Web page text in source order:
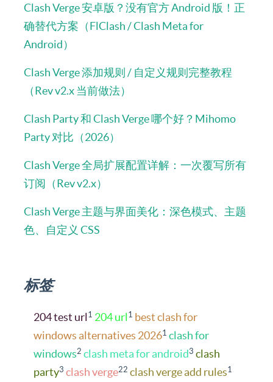
Clash Verge 安卓版？没有官方 Android 版！正
确替代方案（FlClash / Clash Meta for
Android）
Clash Verge 添加规则 / 自定义规则完整教程
（Rev v2.x 当前做法）
Clash Party 和 Clash Verge 哪个好？Mihomo
Party 对比（2026）
Clash Verge 全局扩展配置详解：一次覆写所有
订阅（Rev v2.x）
Clash Verge 主题与界面美化：深色模式、主题
色、自定义 CSS
标签
204 test url 1 204 url 1 best clash for
windows alternatives 20261 clash for
windows2 clash meta for android3 clash
party3 clash verge22 clash verge add rules1